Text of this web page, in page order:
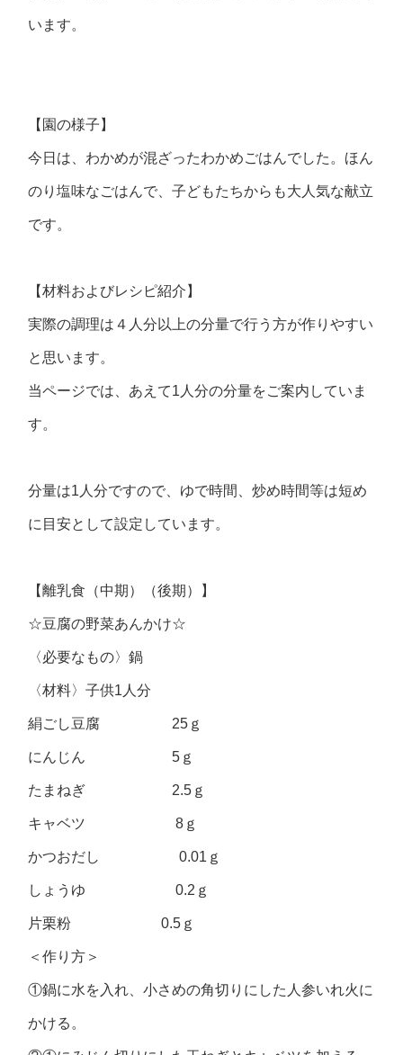
います。
【園の様子】
今日は、わかめが混ざったわかめごはんでした。ほん
のり塩味なごはんで、子どもたちからも大人気な献立
です。
【材料およびレシピ紹介】
実際の調理は４人分以上の分量で行う方が作りやすい
と思います。
当ページでは、あえて1人分の分量をご案内していま
す。
分量は1人分ですので、ゆで時間、炒め時間等は短め
に目安として設定しています。
【離乳食（中期）（後期）】
☆豆腐の野菜あんかけ☆
〈必要なもの〉鍋
〈材料〉子供1人分
絹ごし豆腐 25ｇ
にんじん 5ｇ
たまねぎ 2.5ｇ
キャベツ 8ｇ
かつおだし 0.01ｇ
しょうゆ 0.2ｇ
片栗粉 0.5ｇ
＜作り方＞
①鍋に水を入れ、小さめの角切りにした人参いれ火に
かける。